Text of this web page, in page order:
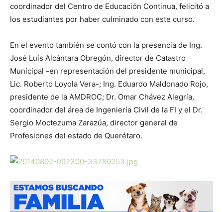
coordinador del Centro de Educación Continua, felicitó a
los estudiantes por haber culminado con este curso.
En el evento también se contó con la presencia de Ing.
José Luis Alcántara Obregón, director de Catastro
Municipal -en representación del presidente municipal,
Lic. Roberto Loyola Vera-; Ing. Eduardo Maldonado Rojo,
presidente de la AMDROC; Dr. Omar Chávez Alegría,
coordinador del área de Ingeniería Civil de la FI y el Dr.
Sergio Moctezuma Zarazúa, director general de
Profesiones del estado de Querétaro.